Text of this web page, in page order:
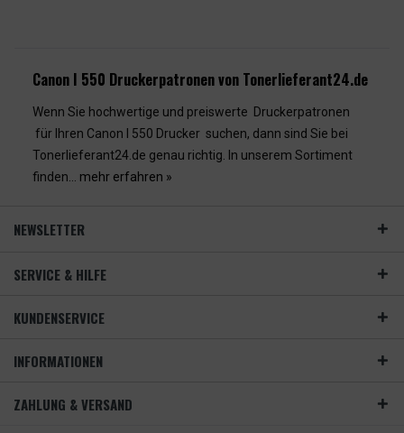
Canon I 550 Druckerpatronen von Tonerlieferant24.de
Wenn Sie hochwertige und preiswerte Druckerpatronen
für Ihren Canon I 550 Drucker suchen, dann sind Sie bei
Tonerlieferant24.de genau richtig. In unserem Sortiment
finden... mehr erfahren »
NEWSLETTER
SERVICE & HILFE
KUNDENSERVICE
INFORMATIONEN
ZAHLUNG & VERSAND